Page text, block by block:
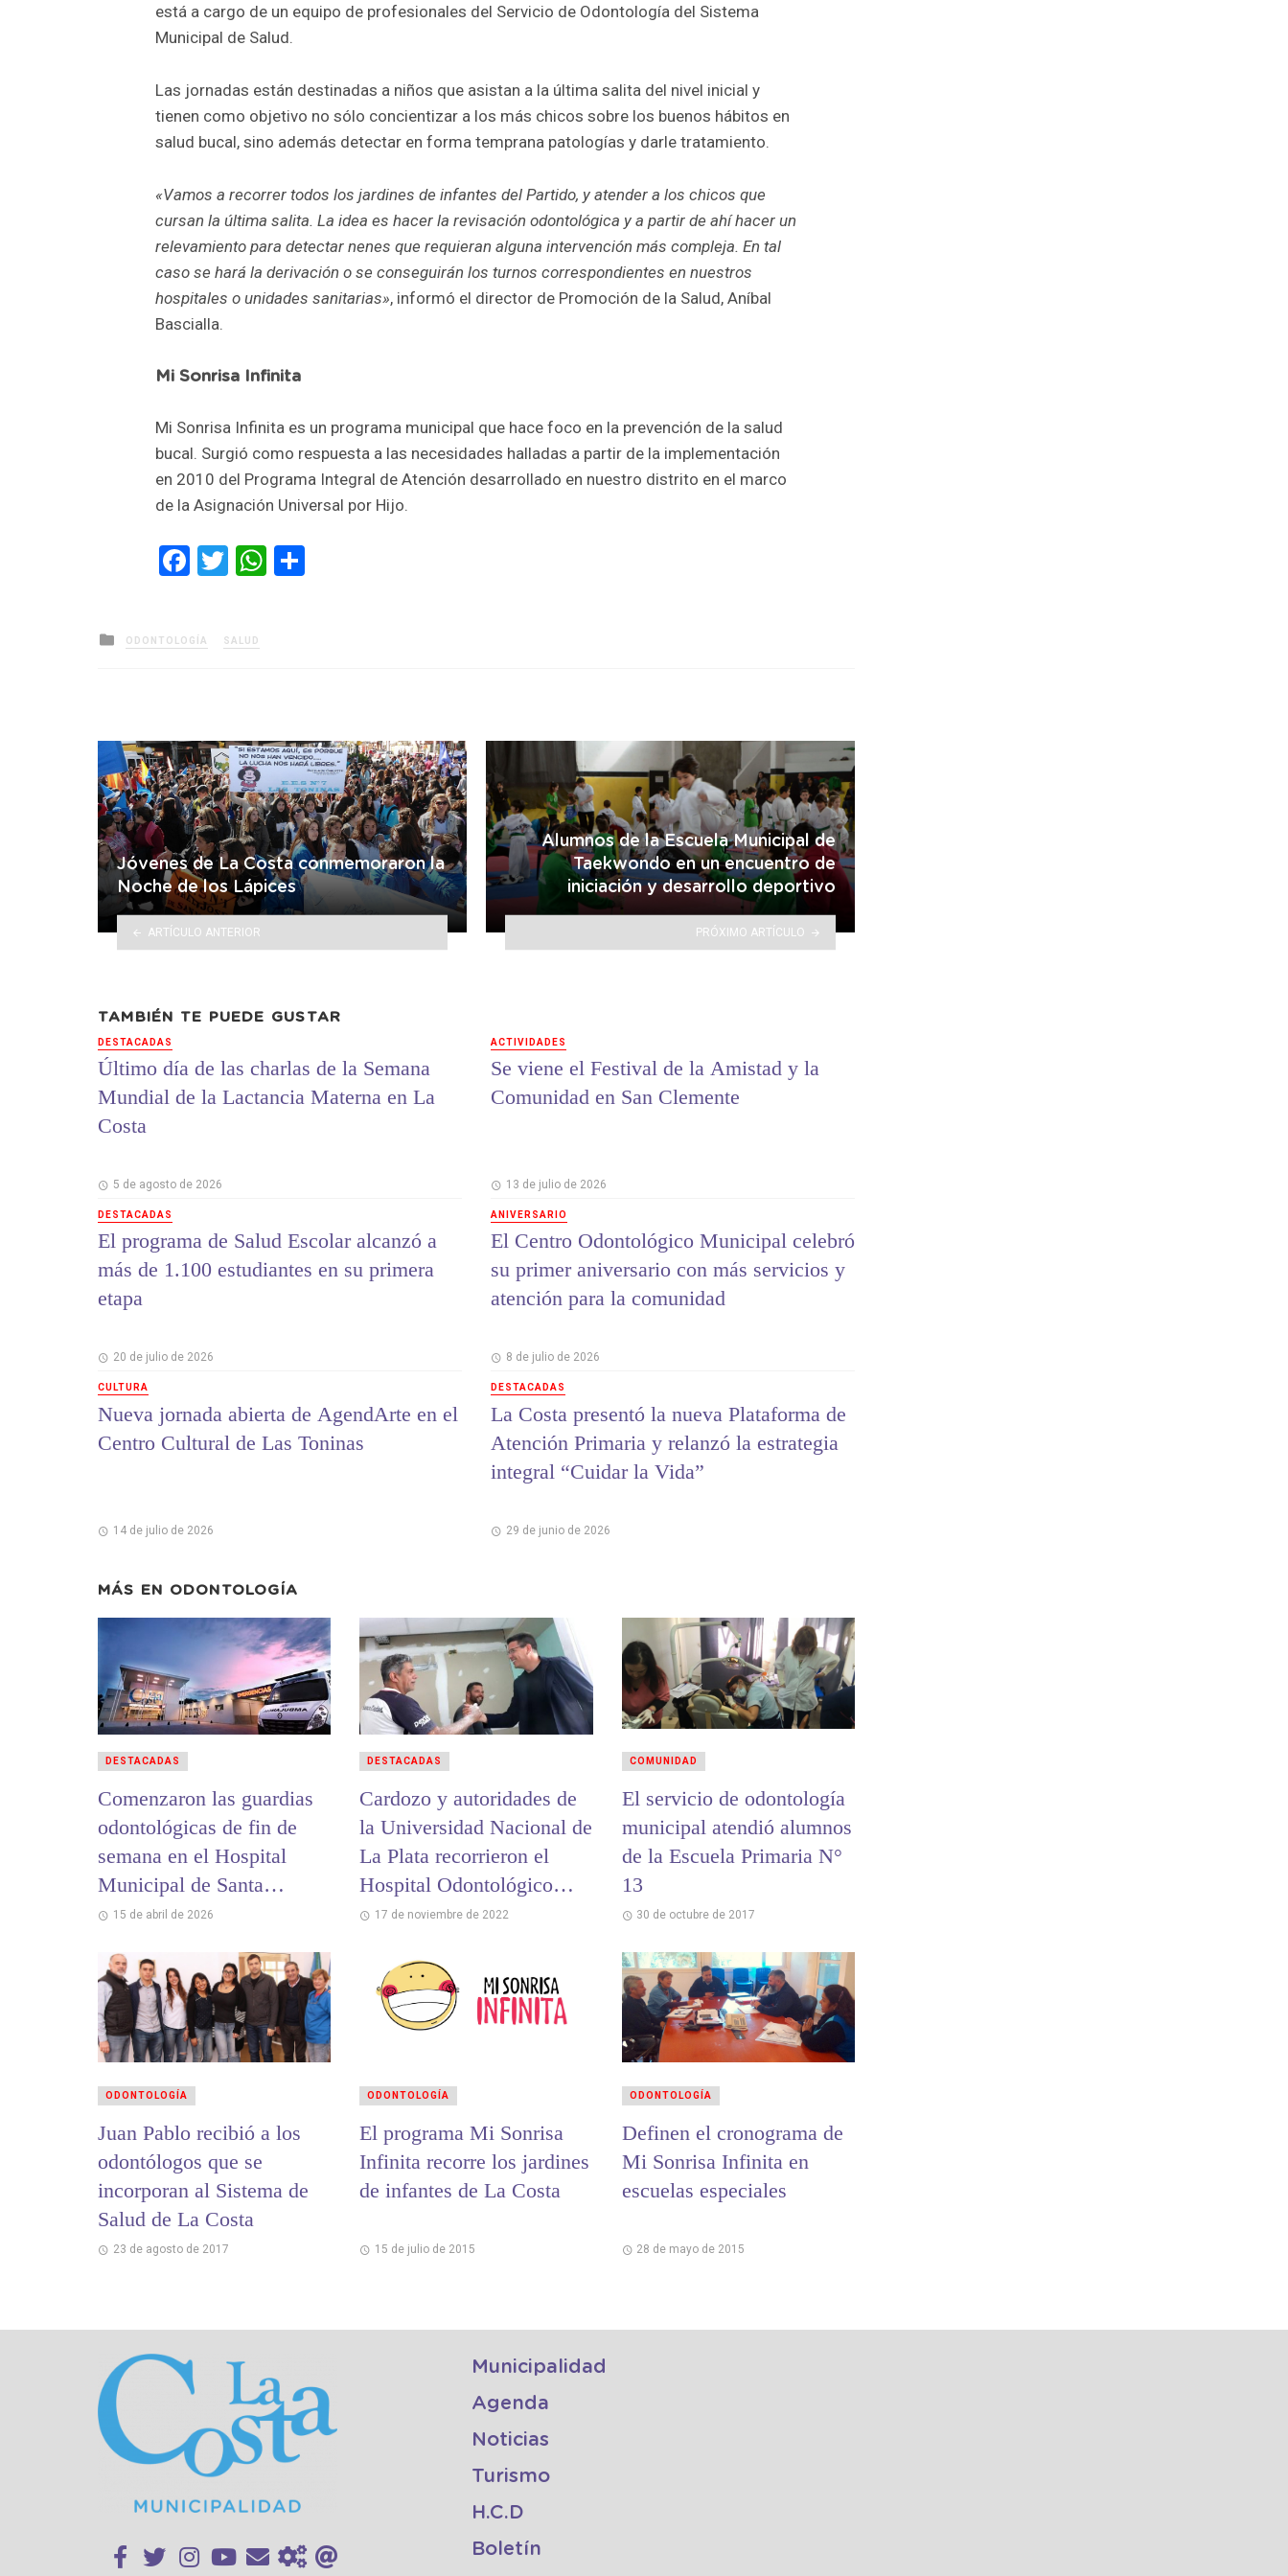
está a cargo de un equipo de profesionales del Servicio de Odontología del Sistema
Municipal de Salud.
Las jornadas están destinadas a niños que asistan a la última salita del nivel inicial y
tienen como objetivo no sólo concientizar a los más chicos sobre los buenos hábitos en
salud bucal, sino además detectar en forma temprana patologías y darle tratamiento.
«Vamos a recorrer todos los jardines de infantes del Partido, y atender a los chicos que
cursan la última salita. La idea es hacer la revisación odontológica y a partir de ahí hacer un
relevamiento para detectar nenes que requieran alguna intervención más compleja. En tal
caso se hará la derivación o se conseguirán los turnos correspondientes en nuestros
hospitales o unidades sanitarias», informó el director de Promoción de la Salud, Aníbal
Bascialla.
Mi Sonrisa Infinita
Mi Sonrisa Infinita es un programa municipal que hace foco en la prevención de la salud
bucal. Surgió como respuesta a las necesidades halladas a partir de la implementación
en 2010 del Programa Integral de Atención desarrollado en nuestro distrito en el marco
de la Asignación Universal por Hijo.
Facebook
TwitterWhatsApp
Posted
in
ODONTOLOGÍA SALUD
Jóvenes de La Costa conmemoraron la
Noche de los Lápices
ARTÍCULO ANTERIOR
Alumnos de la Escuela Municipal de
Taekwondo en un encuentro de
iniciación y desarrollo deportivo
PRÓXIMO ARTÍCULO
TAMBIÉN TE PUEDE GUSTAR
DESTACADAS
Último día de las charlas de la Semana
Mundial de la Lactancia Materna en La
Costa
5 de agosto de 2026
DESTACADAS
El programa de Salud Escolar alcanzó a
más de 1.100 estudiantes en su primera
etapa
20 de julio de 2026
CULTURA
Nueva jornada abierta de AgendArte en el
Centro Cultural de Las Toninas
14 de julio de 2026
ACTIVIDADES
Se viene el Festival de la Amistad y la
Comunidad en San Clemente
13 de julio de 2026
ANIVERSARIO
El Centro Odontológico Municipal celebró
su primer aniversario con más servicios y
atención para la comunidad
8 de julio de 2026
DESTACADAS
La Costa presentó la nueva Plataforma de
Atención Primaria y relanzó la estrategia
integral “Cuidar la Vida”
29 de junio de 2026
MÁS EN ODONTOLOGÍA
Comenzaron las guardias
odontológicas de fin de
semana en el Hospital
Municipal de Santa
Teresita
15 de abril de 2026
DESTACADAS
Cardozo y autoridades de
la Universidad Nacional de
La Plata recorrieron el
Hospital Odontológico
Universitario Municipal
17 de noviembre de 2022
DESTACADAS
El servicio de odontología
municipal atendió alumnos
de la Escuela Primaria N°
13
30 de octubre de 2017
COMUNIDAD
Juan Pablo recibió a los
odontólogos que se
incorporan al Sistema de
Salud de La Costa
23 de agosto de 2017
ODONTOLOGÍA
El programa Mi Sonrisa
Infinita recorre los jardines
de infantes de La Costa
15 de julio de 2015
ODONTOLOGÍA
Definen el cronograma de
Mi Sonrisa Infinita en
escuelas especiales
28 de mayo de 2015
ODONTOLOGÍA
Municipalidad
Agenda
Noticias
Turismo
H.C.D
Boletín